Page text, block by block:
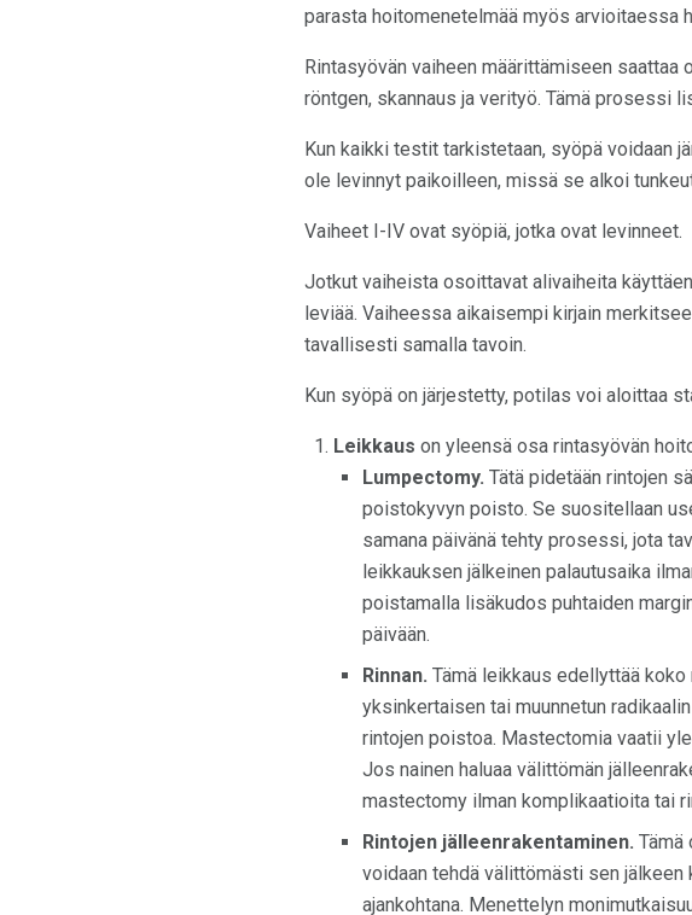
parasta hoitomenetelmää myös arvioitaessa
Rintasyövän vaiheen määrittämiseen
röntgen, skannaus ja verityö. Tämä prosessi
Kun kaikki testit tarkistetaan, syöpä voidaan
ole levinnyt paikoilleen, missä se alkoi
Vaiheet I-IV ovat syöpiä, jotka ovat levinneet.
Jotkut vaiheista osoittavat alivaiheita
leviää. Vaiheessa aikaisempi kirjain
tavallisesti samalla tavoin.
Kun syöpä on järjestetty, potilas voi aloittaa
Leikkaus on yleensä osa rintasyövän
Lumpectomy. Tätä pidetään rintojen
poistokyvyn poisto. Se suositellaan
samana päivänä tehty prosessi, jota
leikkauksen jälkeinen palautusaika
poistamalla lisäkudos puhtaiden
päivään.
Rinnan. Tämä leikkaus edellyttää
yksinkertaisen tai muunnetun
rintojen poistoa. Mastectomia vaatii
Jos nainen haluaa välittömän
mastectomy ilman komplikaatioita tai
Rintojen jälleenrakentaminen. Tämä
voidaan tehdä välittömästi sen
ajankohtana. Menettelyn